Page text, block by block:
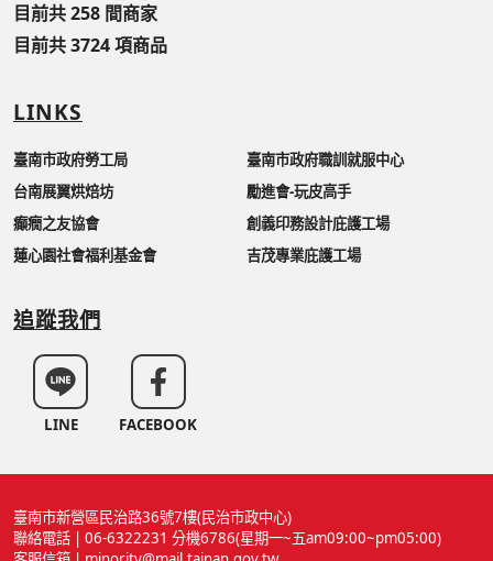
目前共 258 間商家
目前共 3724 項商品
LINKS
臺南市政府勞工局
臺南市政府職訓就服中心
台南展翼烘焙坊
勵進會-玩皮高手
癲癇之友協會
創義印務設計庇護工場
蓮心園社會福利基金會
吉茂專業庇護工場
追蹤我們
LINE FACEBOOK
臺南市新營區民治路36號7樓(民治市政中心)
聯絡電話 | 06-6322231 分機6786(星期一~五am09:00~pm05:00)